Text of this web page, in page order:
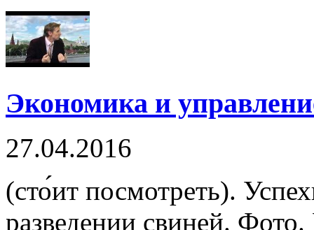
Экономика и
27.04.2016
(сто́ит посмотреть).
разведении свиней.